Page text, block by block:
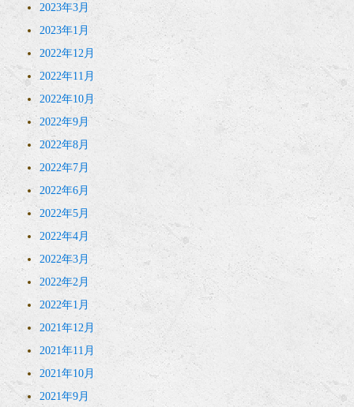
2023年3月
2023年1月
2022年12月
2022年11月
2022年10月
2022年9月
2022年8月
2022年7月
2022年6月
2022年5月
2022年4月
2022年3月
2022年2月
2022年1月
2021年12月
2021年11月
2021年10月
2021年9月